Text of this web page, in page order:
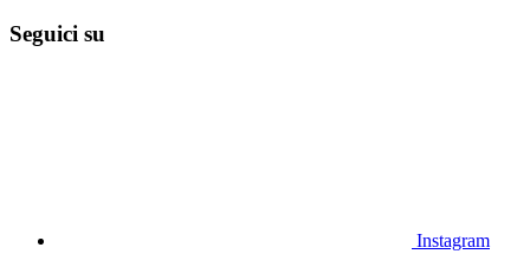
Seguici su
Instagram